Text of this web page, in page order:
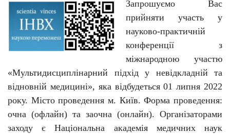
Запрошуємо Вас
прийняти участь у
науково-практичній
конференції з
міжнародною участю
«Мультидисциплінарний підхід у невідкладній та
відновній медицині», яка відбудеться 01 липня 2022
року. Місто проведення м. Київ. Форма проведення:
очна (офлайн) та заочна (онлайн). Організаторами
заходу є Національна академія медичних наук